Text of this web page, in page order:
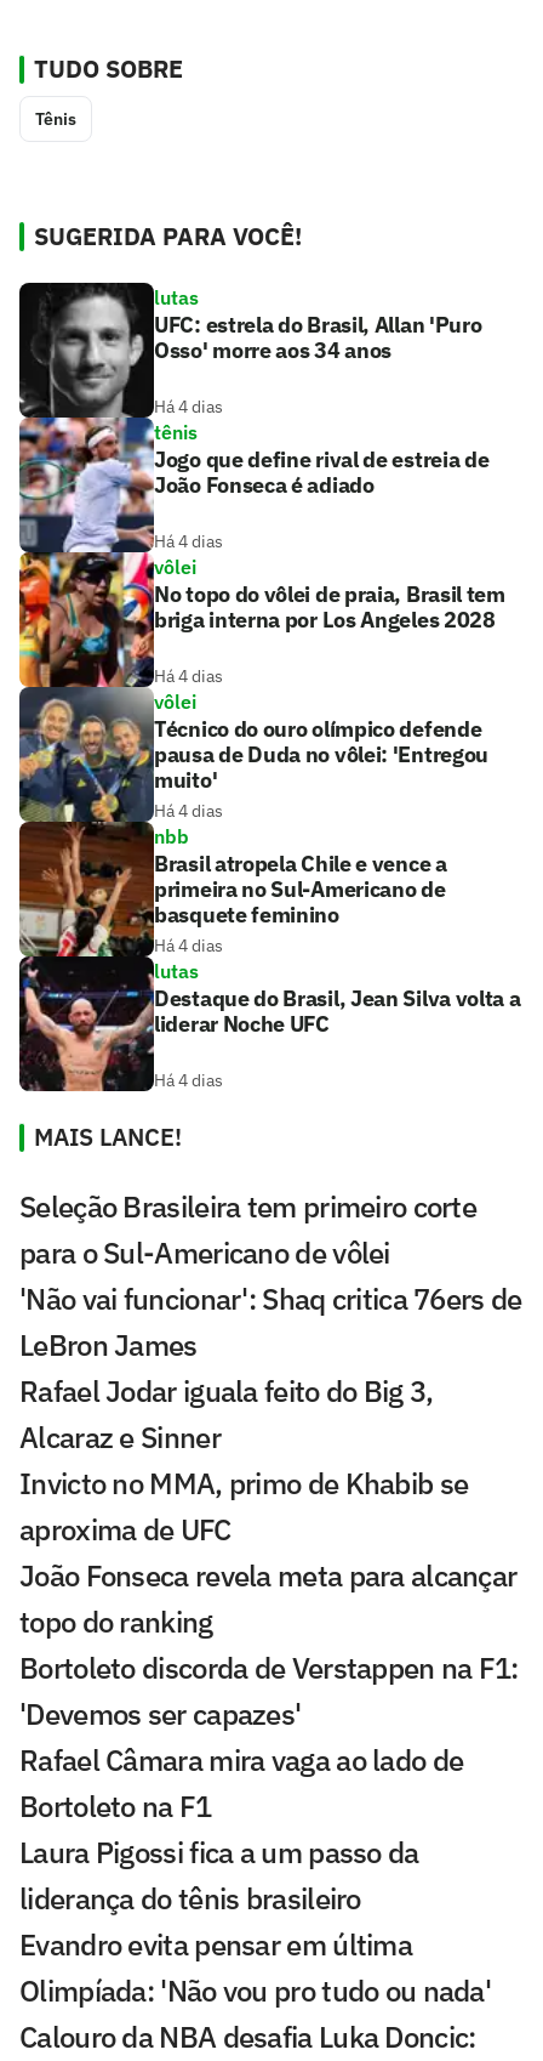
TUDO SOBRE
Tênis
SUGERIDA PARA VOCÊ!
lutas
UFC: estrela do Brasil, Allan 'Puro
Osso' morre aos 34 anos
Há 4 dias
tênis
Jogo que define rival de estreia de
João Fonseca é adiado
Há 4 dias
vôlei
No topo do vôlei de praia, Brasil tem
briga interna por Los Angeles 2028
Há 4 dias
vôlei
Técnico do ouro olímpico defende
pausa de Duda no vôlei: 'Entregou
muito'
Há 4 dias
nbb
Brasil atropela Chile e vence a
primeira no Sul-Americano de
basquete feminino
Há 4 dias
lutas
Destaque do Brasil, Jean Silva volta a
liderar Noche UFC
Há 4 dias
MAIS LANCE!
Seleção Brasileira tem primeiro corte
para o Sul-Americano de vôlei
'Não vai funcionar': Shaq critica 76ers de
LeBron James
Rafael Jodar iguala feito do Big 3,
Alcaraz e Sinner
Invicto no MMA, primo de Khabib se
aproxima de UFC
João Fonseca revela meta para alcançar
topo do ranking
Bortoleto discorda de Verstappen na F1:
'Devemos ser capazes'
Rafael Câmara mira vaga ao lado de
Bortoleto na F1
Laura Pigossi fica a um passo da
liderança do tênis brasileiro
Evandro evita pensar em última
Olimpíada: 'Não vou pro tudo ou nada'
Calouro da NBA desafia Luka Doncic: